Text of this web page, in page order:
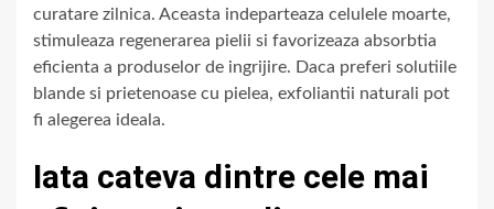
curatare zilnica. Aceasta indeparteaza celulele moarte,
stimuleaza regenerarea pielii si favorizeaza absorbtia
eficienta a produselor de ingrijire. Daca preferi solutiile
blande si prietenoase cu pielea, exfoliantii naturali pot
fi alegerea ideala.
Iata cateva dintre cele mai